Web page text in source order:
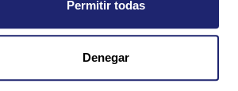
Permitir todas
Denegar